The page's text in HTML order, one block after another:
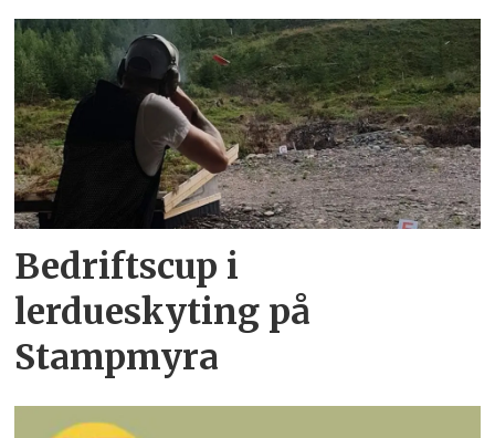
Bedriftscup i
lerdueskyting på
Stampmyra